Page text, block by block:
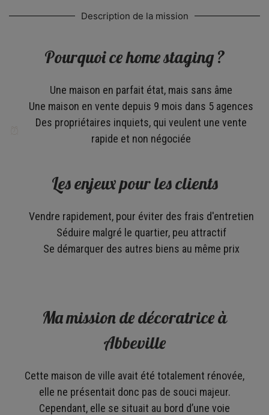
Description de la mission
Pourquoi ce home staging ?
Une maison en parfait état, mais sans âme
Une maison en vente depuis 9 mois dans 5 agences
Des propriétaires inquiets, qui veulent une vente
rapide et non négociée
Les enjeux pour les clients
Vendre rapidement, pour éviter des frais d'entretien
Séduire malgré le quartier, peu attractif
Se démarquer des autres biens au même prix
Ma mission de décoratrice à
Abbeville
Cette maison de ville avait été totalement rénovée,
elle ne présentait donc pas de souci majeur.
Cependant, elle se situait au bord d’une voie